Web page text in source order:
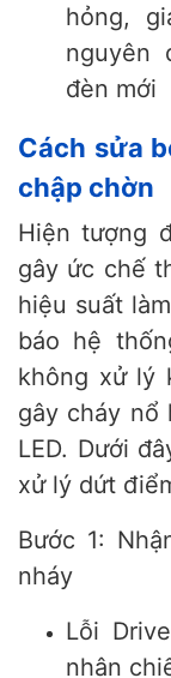
hỏng,
nguyên
đèn mới
Cách sửa
chập chờn
Hiện tượng
gây ức chế
hiệu suất
báo hệ
không xử lý
gây cháy nổ
LED. Dưới
xử lý dứt
Bước 1:
nháy
Lỗi
nhân